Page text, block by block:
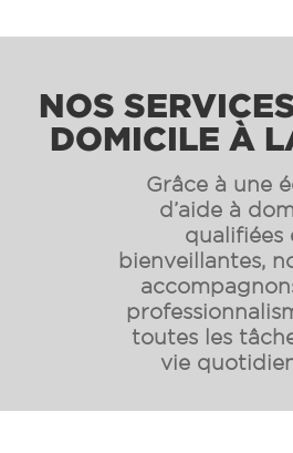
NOS
DOMICILE À
Grâce à une
d’aide à
qualifiées
bienveillantes,
toutes les
vie